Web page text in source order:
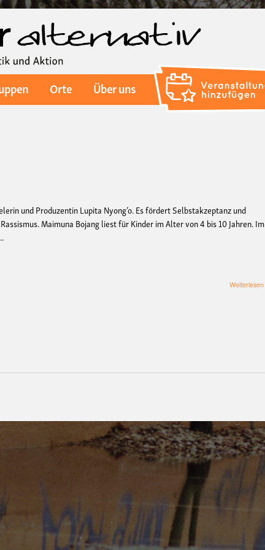
Inhalt
Orte
Über uns
und Produzentin Lupita Nyong’o. Es fördert Selbstakzeptanz und
Maimuna Bojang liest für Kinder im Alter von 4 bis 10 Jahren. Im
Weiterlesen